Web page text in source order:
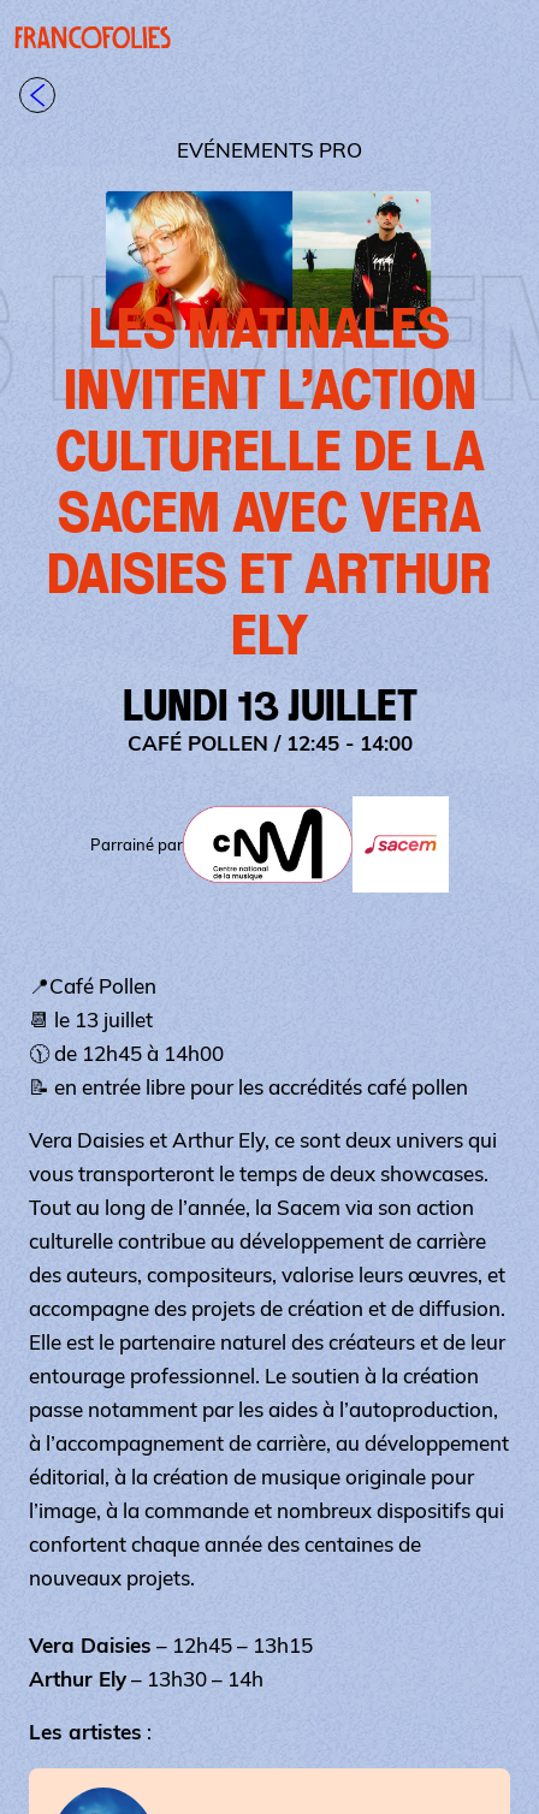
Retour à la liste
EVÉNEMENTS PRO
LES MATINALES
INVITENT L’ACTION
CULTURELLE DE LA
SACEM AVEC VERA
DAISIES ET ARTHUR
ELY
LUNDI 13 JUILLET
CAFÉ POLLEN / 12:45 - 14:00
Parrainé par
📍Café Pollen
📆 le 13 juillet
🕦 de 12h45 à 14h00
📝 en entrée libre pour les accrédités café pollen
Vera Daisies et Arthur Ely, ce sont deux univers qui
vous transporteront le temps de deux showcases.
Tout au long de l’année, la Sacem via son action
culturelle contribue au développement de carrière
des auteurs, compositeurs, valorise leurs œuvres, et
accompagne des projets de création et de diffusion.
Elle est le partenaire naturel des créateurs et de leur
entourage professionnel. Le soutien à la création
passe notamment par les aides à l’autoproduction,
à l’accompagnement de carrière, au développement
éditorial, à la création de musique originale pour
l’image, à la commande et nombreux dispositifs qui
confortent chaque année des centaines de
nouveaux projets.
Vera Daisies – 12h45 – 13h15
Arthur Ely– 13h30 – 14h
Les artistes :